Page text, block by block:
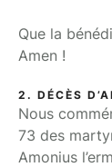
Que la
Amen !
2. DÉCÈS
Nous
73 des
Amonius